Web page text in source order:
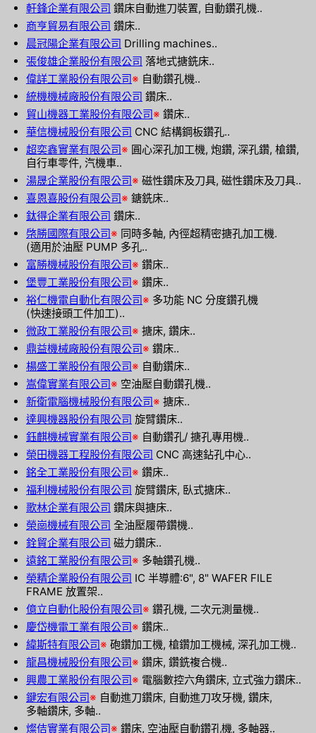
軒鋒企業有限公司 鑽床自動進刀裝置, 自動鑽孔機..
商亨貿易有限公司 鑽床..
晨冠陽企業有限公司 Drilling machines..
張俊雄企業股份有限公司 落地式搪銑床..
偉詳工業股份有限公司※ 自動鑽孔機..
統機機械廠股份有限公司 鑽床..
貿山機器工業股份有限公司※ 鑽床..
華信機械股份有限公司 CNC 結構鋼板鑽孔..
超奕鑫實業有限公司※ 圓心深孔加工機, 炮鑽, 深孔鑽, 槍鑽,
自行車零件, 汽機車..
湯晟企業股份有限公司※ 磁性鑽床及刀具, 磁性鑽床及刀具..
喜恩喜股份有限公司※ 鎕銑床..
鈦得企業有限公司 鑽床..
棨勝國際有限公司※ 同時多軸, 內徑超精密搪孔加工機.
(適用於油壓 PUMP 多孔..
富勝機械股份有限公司※ 鑽床..
堡豐工業股份有限公司※ 鑽床..
裕仁機電自動化有限公司※ 多功能 NC 分度鑽孔機
(快速接頭工件加工)..
微政工業股份有限公司※ 搪床, 鑽床..
鼎益機械廠股份有限公司※ 鑽床..
楊盛工業股份有限公司※ 自動鑽床..
嵩偉實業有限公司※ 空油壓自動鑽孔機..
新衛電腦機械股份有限公司※ 搪床..
達興機器股份有限公司 旋臂鑽床..
鈺麒機械實業有限公司※ 自動鑽孔/ 搪孔專用機..
榮田機器工程股份有限公司 CNC 高速鉆孔中心..
銘全工業股份有限公司※ 鑽床..
福利機械股份有限公司 旋臂鑽床, 臥式搪床..
歌林企業有限公司 鑽床與搪床..
榮崗機械有限公司 全油壓履帶鑽機..
銓貿企業有限公司 磁力鑽床..
遠銘工業股份有限公司※ 多軸鑽孔機..
榮精企業股份有限公司 IC 半導體:6", 8" WAFER FILE
FRAME 放置架..
億立自動化股份有限公司※ 鑽孔機, 二次元測量機..
慶岱機電工業有限公司※ 鑽床..
緯斯特有限公司※ 砲鑽加工機, 槍鑽加工機械, 深孔加工機..
龍昌機械股份有限公司※ 鑽床, 鑽銑複合機..
興農工業股份有限公司※ 電腦數控六角鑽床, 立式強力鑽床..
鍵宏有限公司※ 自動進刀鑽床, 自動進刀攻牙機, 鑽床,
多軸鑽床, 多軸..
燦佶實業有限公司※ 鑽床, 空油壓自動鑽孔機, 多軸器..